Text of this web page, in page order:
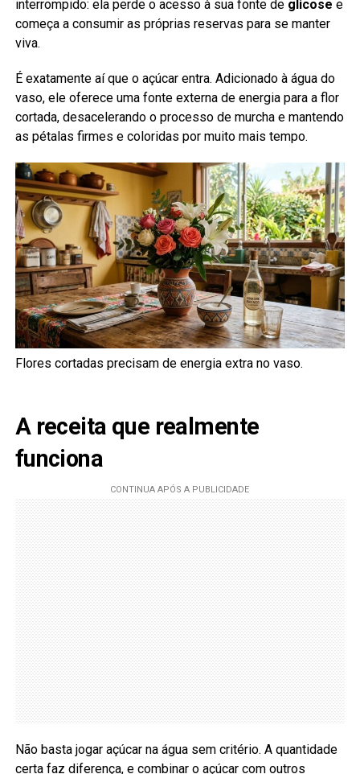
interrompido: ela perde o acesso à sua fonte de glicose e
começa a consumir as próprias reservas para se manter
viva.
É exatamente aí que o açúcar entra. Adicionado à água do
vaso, ele oferece uma fonte externa de energia para a flor
cortada, desacelerando o processo de murcha e mantendo
as pétalas firmes e coloridas por muito mais tempo.
Flores cortadas precisam de energia extra no vaso.
A receita que realmente
funciona
Não basta jogar açúcar na água sem critério. A quantidade
certa faz diferença, e combinar o açúcar com outros